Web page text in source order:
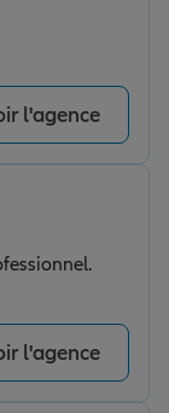
l'agence
l'agence